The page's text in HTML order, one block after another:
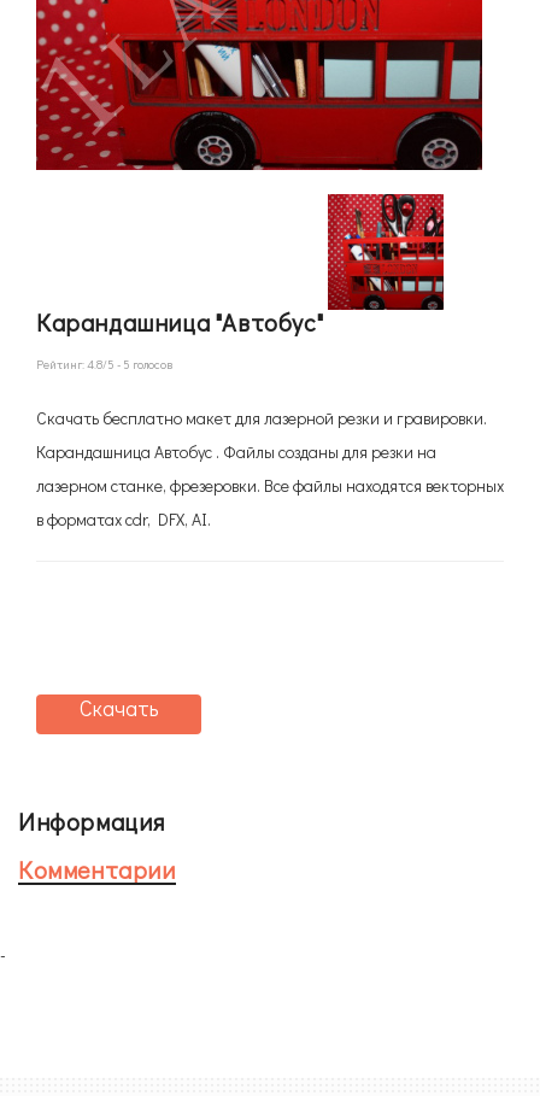
Карандашница "Автобус"
Рейтинг:4.8/5 - 5 голосов
Скачать бесплатно макет для лазерной резки и гравировки.
Карандашница Автобус . Файлы созданы для резки на
лазерном станке, фрезеровки. Все файлы находятся векторных
в форматах cdr, DFX, AI.
Скачать
Информация
Комментарии
-